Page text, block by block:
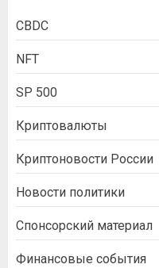
CBDC
NFT
SP 500
Криптовалюты
Криптоновости России
Новости политики
Спонсорский материал
Финансовые события